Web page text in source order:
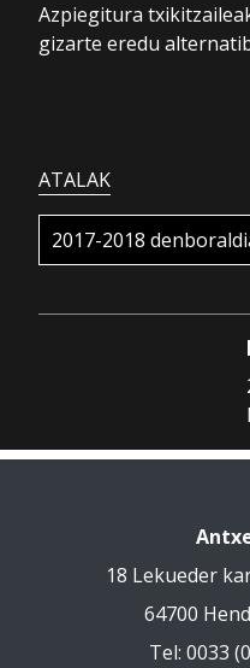
Azpiegitura
gizarte eredu
ATALAK
18 Lekueder
64700
Tel: 0033